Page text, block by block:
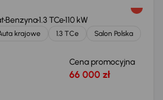
Benzyna1.3 TCe110 kW
krajowe 1.3 TCe
Salon Polska
Cena promocyjna
66 000 zł